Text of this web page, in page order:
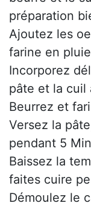
préparation
Ajoutez les
farine en
Incorporez
pâte et la cuil
Beurrez et
Versez la
pendant 5
Baissez la
faites cuire
Démoulez le